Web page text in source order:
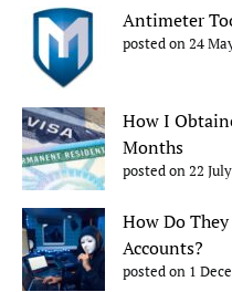
Antimeter
posted on 24
How I
Months
posted on 22
How Do
Accounts?
posted on 1